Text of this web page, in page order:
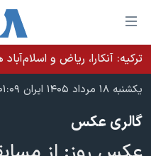
لینکهای
قابل
دسترسی
جهش
محتوای
اصلی
خانه
نسخه سبک وب‌سایت
موضوع ها
ایران
برنامه های تلویزیونی
یکشنبه ۱۸ مرداد ۱۴۰۵ ایران ۰۱:۰۹
گالری عکس